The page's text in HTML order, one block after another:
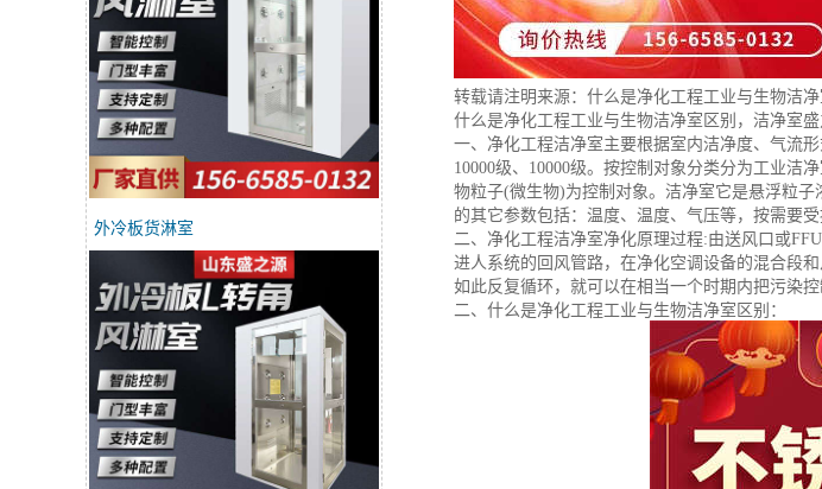
外冷板货淋室
转载请注明来源： 什么是净化工程工业与生物洁净
什么是净化工程工业与生物洁净室区别，洁净室
一、净化工程洁净室主要根据室内洁净度、气流
10000级、10000级。按控制对象分类分为工业洁
物粒子(微生物)为控制对象。洁净室它是悬浮粒
的其它参数包括：温度、温度、气压等，按需要受
二、净化工程洁净室净化原理过程:由送风口或
进人系统的回风管路，在净化空调设备的混合段
如此反复循环，就可以在相当一个时期内把污染控
二、什么是净化工程工业与生物洁净室区别：